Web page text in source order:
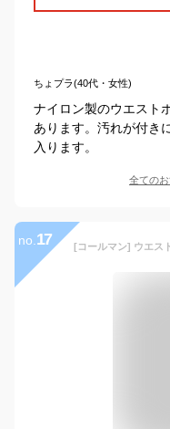
ちょプラ(40代・女性)
ナイロン製のウエスト
あります。汚れが付き
入ります。
全ての
no. 17 [コールマン] ウエス